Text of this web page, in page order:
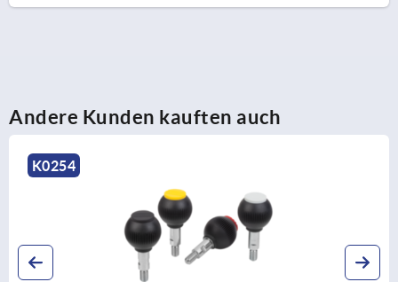
Andere Kunden kauften auch